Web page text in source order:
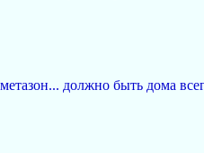
должно быть дома